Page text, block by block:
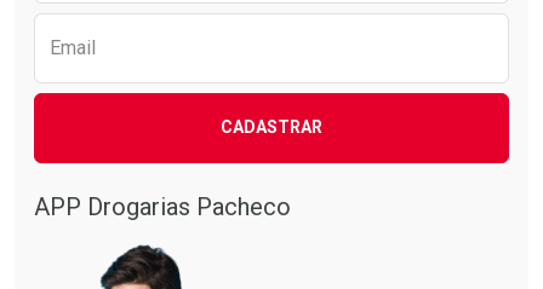
Email
CADASTRAR
APP Drogarias Pacheco